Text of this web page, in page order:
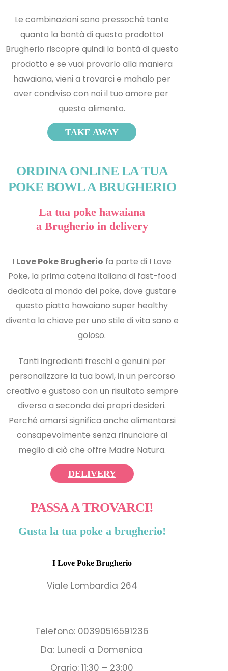
Le combinazioni sono pressoché tante
quanto la bontà di questo prodotto!
Brugherio riscopre quindi la bontà di questo
prodotto e se vuoi provarlo alla maniera
hawaiana, vieni a trovarci e mahalo per
aver condiviso con noi il tuo amore per
questo alimento.
TAKE AWAY
ORDINA ONLINE LA TUA
POKE BOWL A BRUGHERIO
La tua poke hawaiana
a Brugherio in delivery
I Love PokeBrugherio fa parte di I Love
Poke, la prima catena italiana di fast-food
dedicata al mondo del poke, dove gustare
questo piatto hawaiano super healthy
diventa la chiave per uno stile di vita sano e
goloso.
Tanti ingredienti freschi e genuini per
personalizzare la tua bowl, in un percorso
creativo e gustoso con un risultato sempre
diverso a seconda dei propri desideri.
Perché amarsi significa anche alimentarsi
consapevolmente senza rinunciare al
meglio di ciò che offre Madre Natura.
DELIVERY
PASSA A TROVARCI!
Gusta la tua poke a brugherio!
I Love Poke Brugherio
Viale Lombardia 264
Telefono: 00390516591236
Da: Lunedì a Domenica
Orario: 11:30 – 23:00